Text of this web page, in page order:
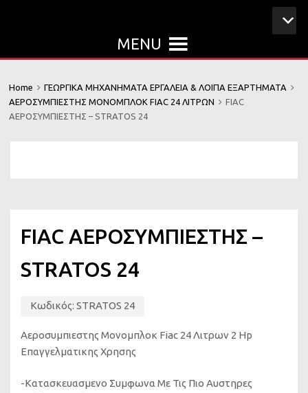
MENU
Home
ΓΕΩΡΓΙΚΑ ΜΗΧΑΝΗΜΑΤΑ ΕΡΓΑΛΕΙΑ & ΛΟΙΠΑ ΕΞΑΡΤΗΜΑΤΑ
ΑΕΡΟΣΥΜΠΙΕΣΤΗΣ ΜΟΝΟΜΠΛΟΚ FIAC 24 ΛΙΤΡΩΝ
FIAC
ΑΕΡΟΣΥΜΠΙΕΣΤΗΣ – STRATOS 24
FIAC ΑΕΡΟΣΥΜΠΙΕΣΤΗΣ –
STRATOS 24
Κωδικός: STRATOS 24
Αεροσυμπιεστης Μονομπλοκ Fiac 24 Λιτρων 2 Hp
Επαγγελματικης Χρησης
-Κατασκευασμενο Συμφωνα Με Τις Πιο Αυστηρες